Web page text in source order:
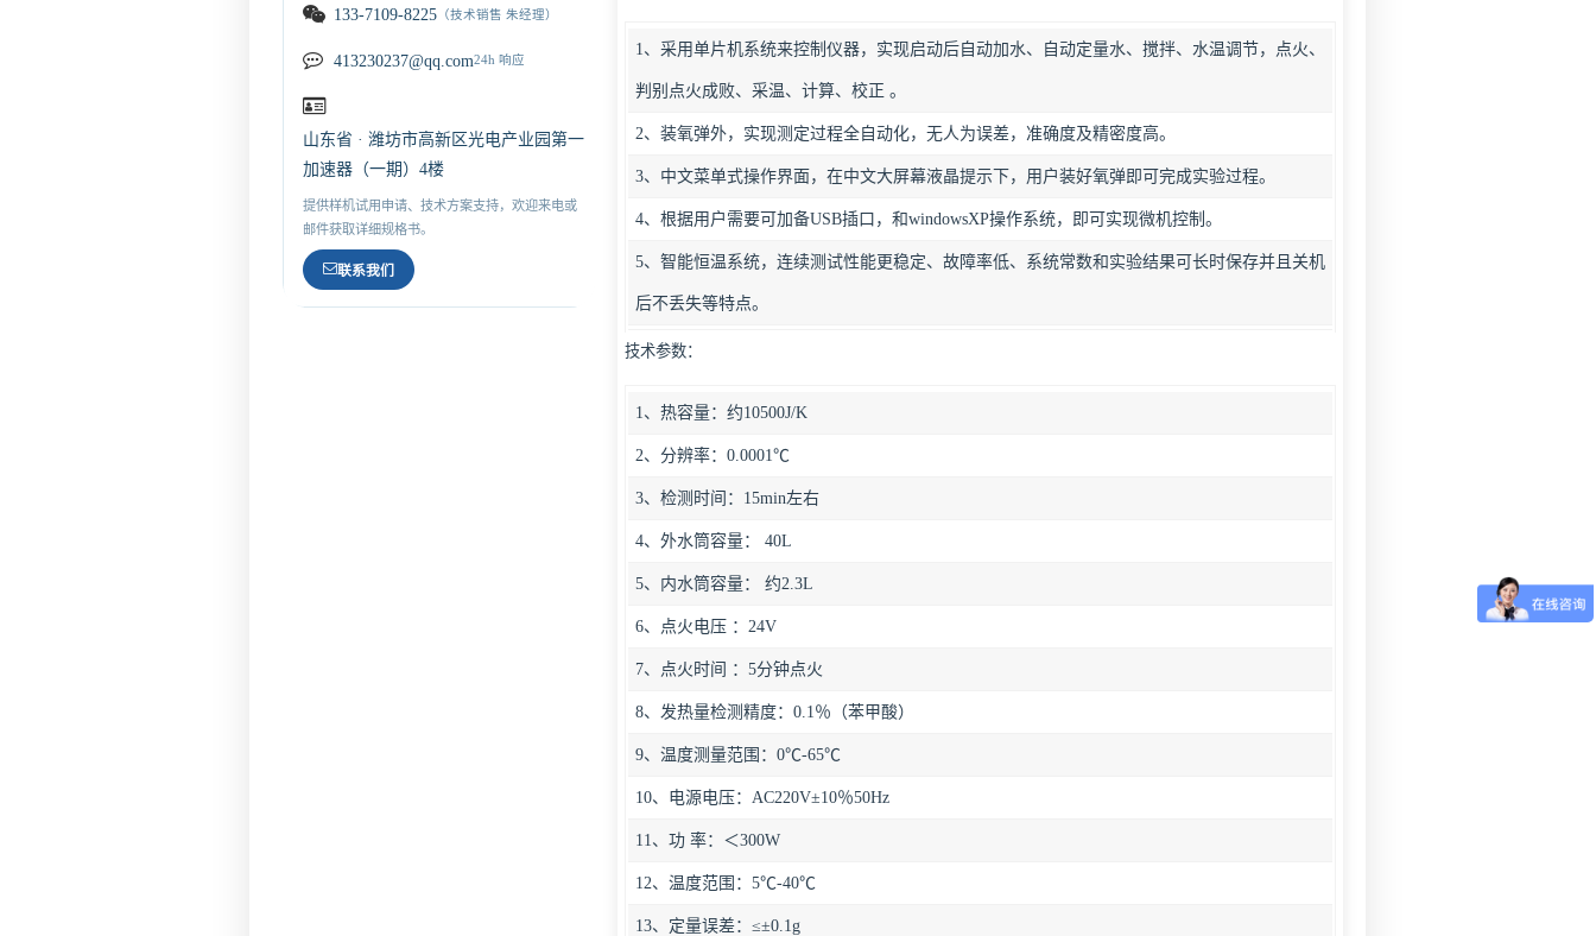
133-7109-8225（技术销售 朱经理）
413230237@qq.com24h 响应
山东省 · 潍坊市高新区光电产业园第一
加速器（一期）4楼
提供样机试用申请、技术方案支持，欢迎来电或
邮件获取详细规格书。
联系我们
1、采用单片机系统来控制仪器，实现启动后自动加水、自动定量水、搅拌、水温调节，点火、
判别点火成败、采温、计算、校正 。
2、装氧弹外，实现测定过程全自动化，无人为误差，准确度及精密度高。
3、中文菜单式操作界面，在中文大屏幕液晶提示下，用户装好氧弹即可完成实验过程。
4、根据用户需要可加备USB插口，和windowsXP操作系统，即可实现微机控制。
5、智能恒温系统，连续测试性能更稳定、故障率低、系统常数和实验结果可长时保存并且关机
后不丢失等特点。
技术参数：
1、热容量：约10500J/K
2、分辨率：0.0001℃
3、检测时间：15min左右
4、外水筒容量： 40L
5、内水筒容量： 约2.3L
6、点火电压 ：24V
7、点火时间 ：5分钟点火
8、发热量检测精度：0.1％（苯甲酸）
9、温度测量范围：0℃-65℃
10、电源电压：AC220V±10％50Hz
11、功 率：＜300W
12、温度范围：5℃-40℃
13、定量误差：≤±0.1g